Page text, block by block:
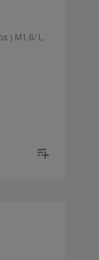
) M1.6/ L